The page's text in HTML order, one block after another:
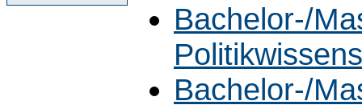
Bachelor-/
Bachelor-/